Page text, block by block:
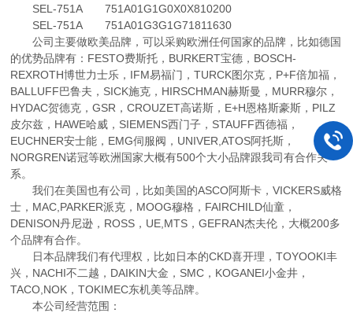
SEL-751A 751A01G1G0X0X810200
SEL-751A 751A01G3G1G71811630
公司主要做欧美品牌，可以采购欧洲任何国家的品牌，比如德国
的优势品牌有：FESTO费斯托，BURKERT宝德，BOSCH-
REXROTH博世力士乐，IFM易福门，TURCK图尔克，P+F倍加福，
BALLUFF巴鲁夫，SICK施克，HIRSCHMAN赫斯曼，MURR穆尔，
HYDAC贺德克，GSR，CROUZET高诺斯，E+H恩格斯豪斯，PILZ
皮尔兹，HAWE哈威，SIEMENS西门子，STAUFF西德福，
EUCHNER安士能，EMG伺服阀，UNIVER,ATOS阿托斯，
NORGREN诺冠等欧洲国家大概有500个大小品牌跟我司有合作关
系。
我们在美国也有公司，比如美国的ASCO阿斯卡，VICKERS威格
士，MAC,PARKER派克，MOOG穆格，FAIRCHILD仙童，
DENISON丹尼逊，ROSS，UE,MTS，GEFRAN杰夫伦，大概200多
个品牌有合作。
日本品牌我们有代理权，比如日本的CKD喜开理，TOYOOKI丰
兴，NACHI不二越，DAIKIN大金，SMC，KOGANEI小金井，
TACO,NOK，TOKIMEC东机美等品牌。
本公司经营范围：